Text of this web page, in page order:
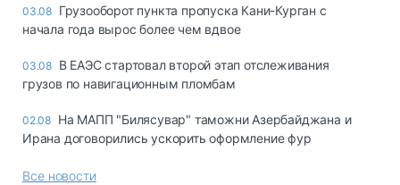
03.08 Грузооборот пункта пропуска Кани-Курган с
начала года вырос более чем вдвое
03.08 В ЕАЭС стартовал второй этап отслеживания
грузов по навигационным пломбам
02.08 На МАПП "Билясувар" таможни Азербайджана и
Ирана договорились ускорить оформление фур
Все новости